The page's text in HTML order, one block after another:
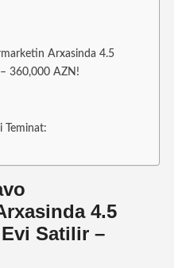
Arxasinda 4.5
360,000 AZN!
Teminat:
4.5
Satilir –